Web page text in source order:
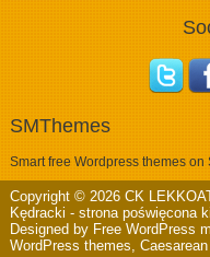
SMThemes
Smart free Wordpress themes on
Copyright © 2026 CK
Kędracki - strona poświęcona
Designed by Free WordPress
WordPress themes,